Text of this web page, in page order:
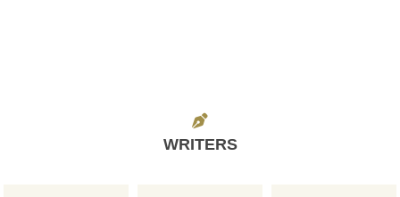
WRITERS